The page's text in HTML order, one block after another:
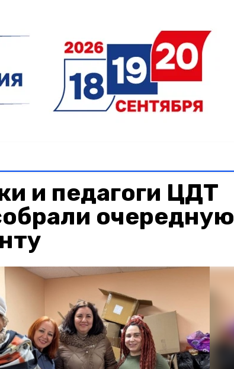
и педагоги ЦДТ
очередную